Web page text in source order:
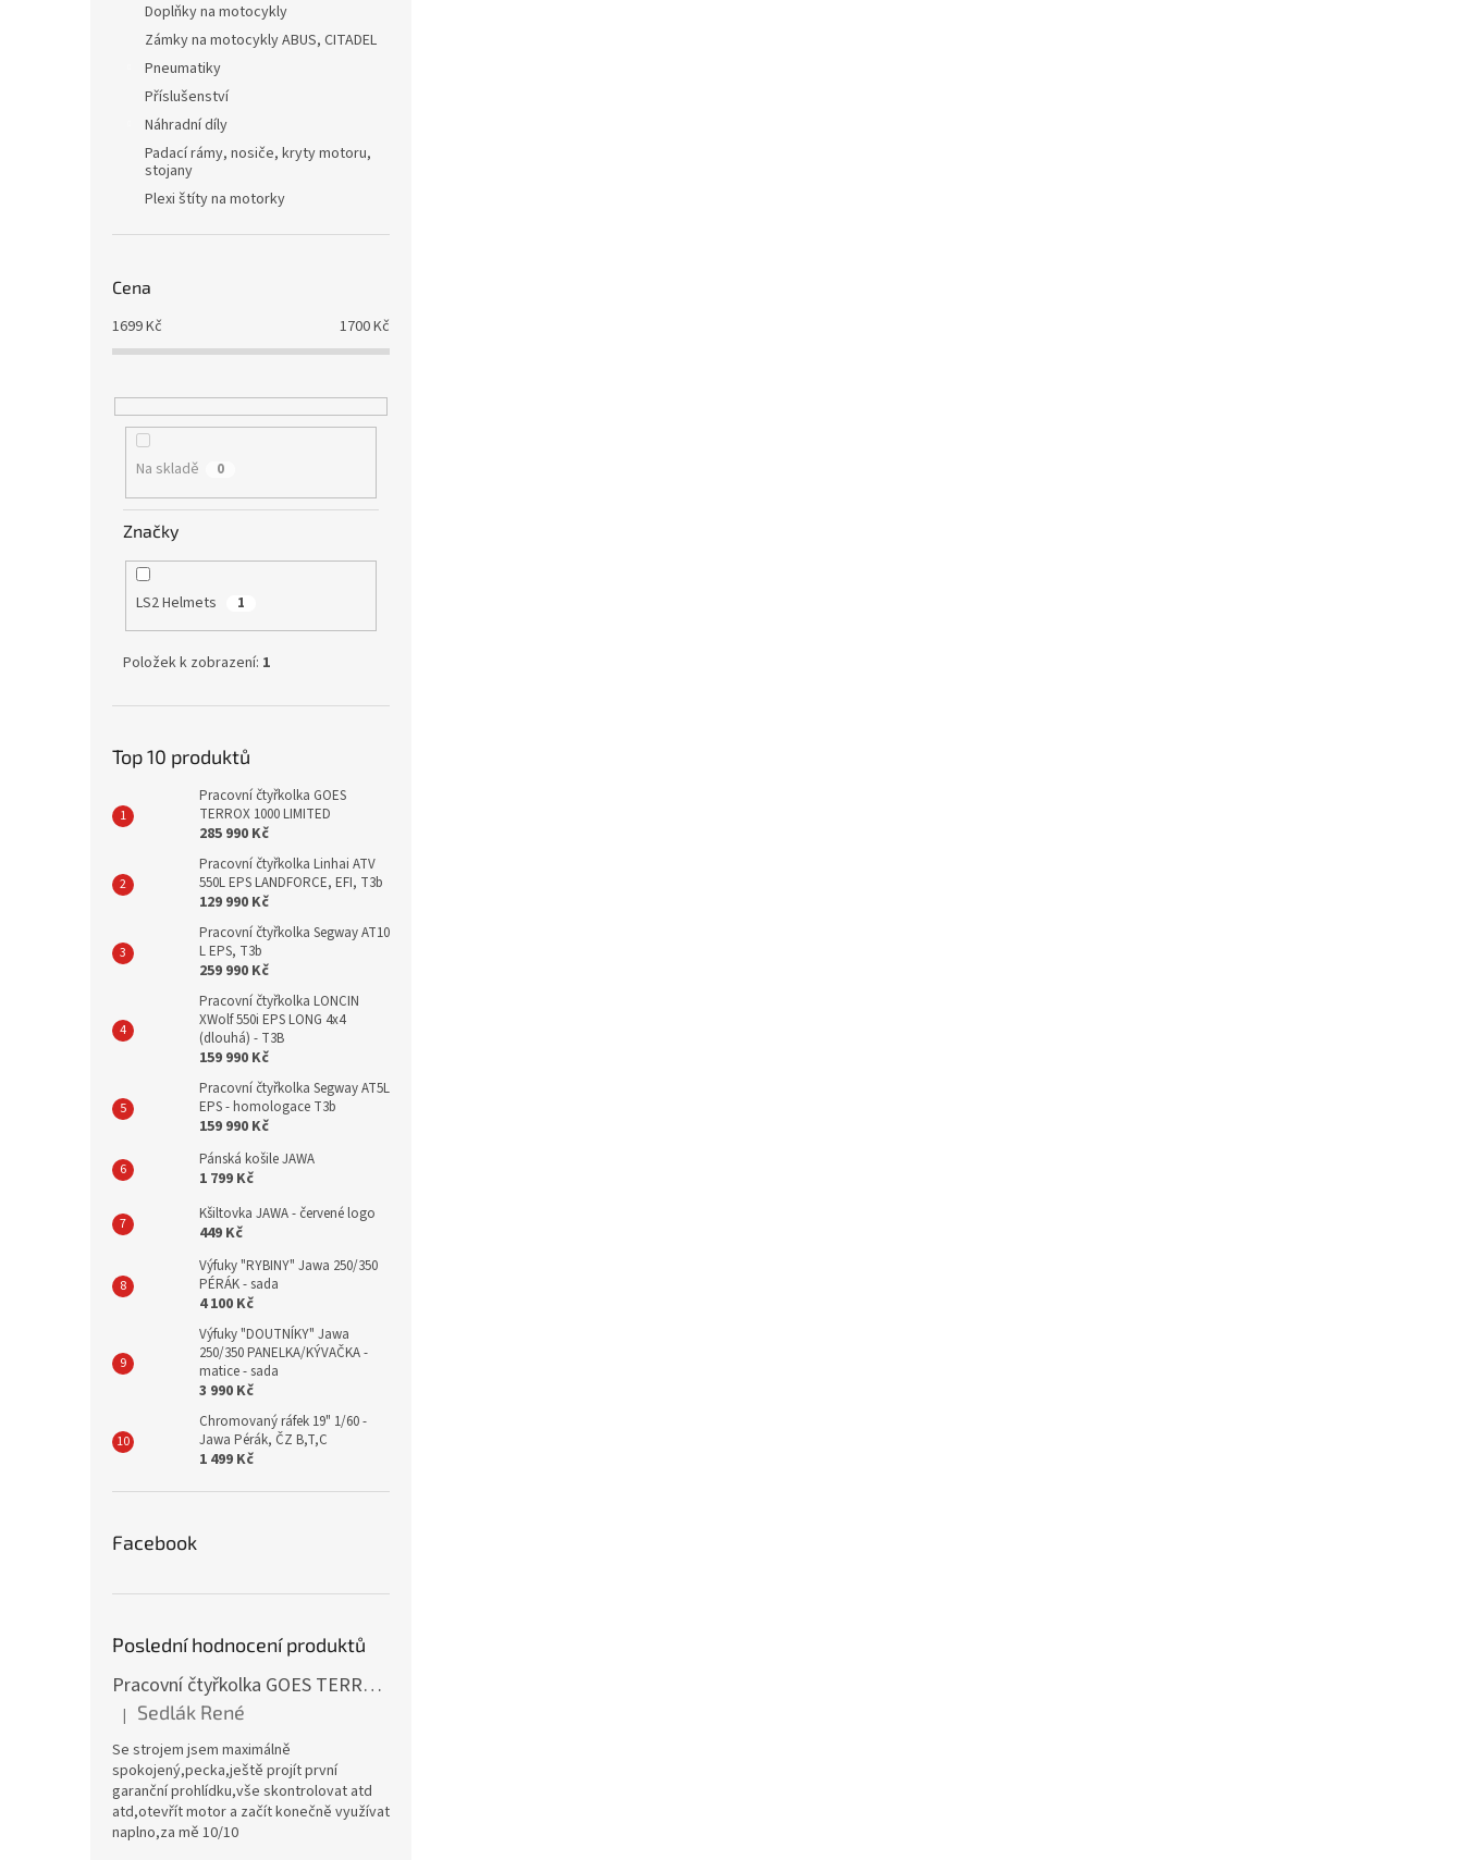
Doplňky na motocykly
Zámky na motocykly ABUS, CITADEL
Pneumatiky
Příslušenství
Náhradní díly
Padací rámy, nosiče, kryty motoru,
stojany
Plexi štíty na motorky
Cena
1699Kč 1700Kč
Na skladě 0
Značky
LS2 Helmets 1
Položek k zobrazení: 1
Top 10 produktů
Pracovní čtyřkolka GOES
TERROX 1000 LIMITED
285 990 Kč
Pracovní čtyřkolka Linhai ATV
550L EPS LANDFORCE, EFI, T3b
129 990 Kč
Pracovní čtyřkolka Segway AT10
L EPS, T3b
259 990 Kč
Pracovní čtyřkolka LONCIN
XWolf 550i EPS LONG 4x4
(dlouhá) - T3B
159 990 Kč
Pracovní čtyřkolka Segway AT5L
EPS - homologace T3b
159 990 Kč
Pánská košile JAWA
1 799 Kč
Kšiltovka JAWA - červené logo
449 Kč
Výfuky "RYBINY" Jawa 250/350
PÉRÁK - sada
4 100 Kč
Výfuky "DOUTNÍKY" Jawa
250/350 PANELKA/KÝVAČKA -
matice - sada
3 990 Kč
Chromovaný ráfek 19" 1/60 -
Jawa Pérák, ČZ B,T,C
1 499 Kč
Facebook
Poslední hodnocení produktů
Pracovní čtyřkolka GOES TERROX 400 T3B
Hodnocení produktu je 5 z 5 hvězdiček.
| Sedlák René
Se strojem jsem maximálně
spokojený,pecka,ještě projít první
garanční prohlídku,vše skontrolovat atd
atd,otevřít motor a začít konečně využívat
naplno,za mě 10/10